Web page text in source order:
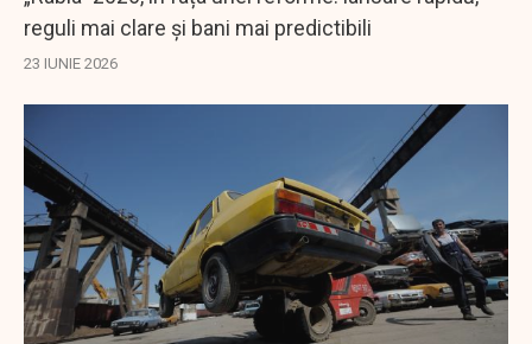
reguli mai clare și bani mai predictibili
23 IUNIE 2026